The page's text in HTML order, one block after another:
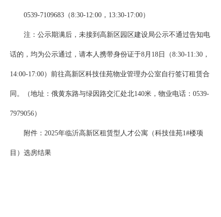
0539-7109683（8:30-12:00，13:30-17:00）
注：公示期满后，未接到高新区园区建设局公示不通过告知电
话的，均为公示通过，请本人携带身份证于8月18日（8:30-11:30，
14:00-17:00）前往高新区科技佳苑物业管理办公室自行签订租赁合
同。（地址：俄黄东路与绿因路交汇处北140米，物业电话：0539-
7979056）
附件：2025年临沂高新区租赁型人才公寓（科技佳苑1#楼项
目）选房结果